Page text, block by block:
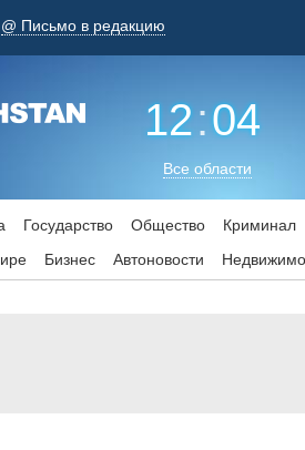
@ Письмо в редакцию
12:04
Все области
Государство Общество
Криминал
Бизнес Aвтоновости